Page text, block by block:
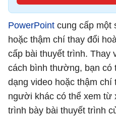
PowerPoint cung cấp một
hoặc thậm chí thay đổi
cấp bài thuyết trình. Thay
cách bình thường, bạn có
dạng video hoặc thậm
người khác có thể xem từ
trình bày bài thuyết trình